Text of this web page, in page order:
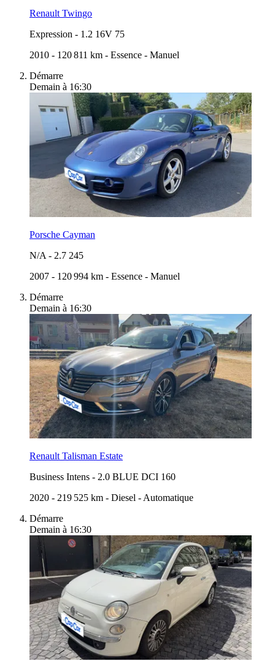
Renault Twingo
Expression - 1.2 16V 75
2010 - 120 811 km - Essence - Manuel
Démarre
Demain à 16:30
Porsche Cayman
N/A - 2.7 245
2007 - 120 994 km - Essence - Manuel
Démarre
Demain à 16:30
Renault Talisman Estate
Business Intens - 2.0 BLUE DCI 160
2020 - 219 525 km - Diesel - Automatique
Démarre
Demain à 16:30